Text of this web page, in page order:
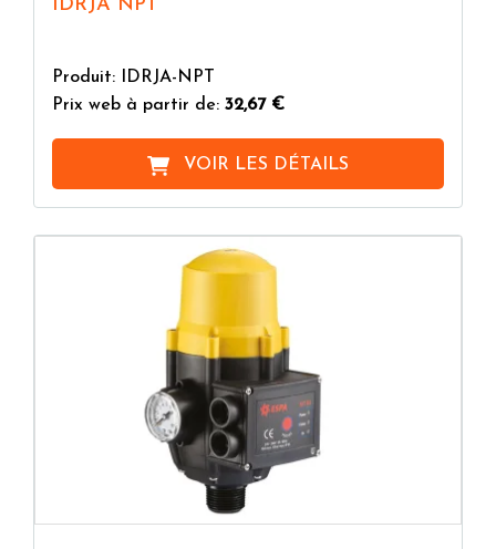
IDRJA NPT
Produit: IDRJA-NPT
Prix web à partir de: 32,67 €
VOIR LES DÉTAILS